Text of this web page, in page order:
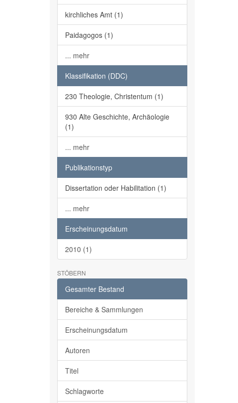
kirchliches Amt (1)
Paidagogos (1)
... mehr
Klassifikation (DDC)
230 Theologie, Christentum (1)
930 Alte Geschichte, Archäologie
(1)
... mehr
Publikationstyp
Dissertation oder Habilitation (1)
... mehr
Erscheinungsdatum
2010 (1)
STÖBERN
Gesamter Bestand
Bereiche & Sammlungen
Erscheinungsdatum
Autoren
Titel
Schlagworte